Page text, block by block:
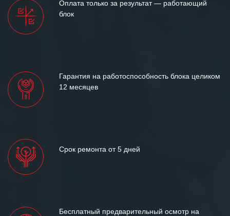
Оплата только за результат — работающий
блок
Гарантия на работоспособность блока целиком
12 месяцев
Срок ремонта от 5 дней
Бесплатный предварительный осмотр на